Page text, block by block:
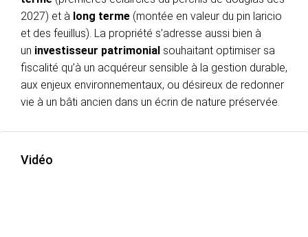
2027) et à long terme (montée en valeur du pin laricio
et des feuillus). La propriété s’adresse aussi bien à
un investisseur patrimonial souhaitant optimiser sa
fiscalité qu’à un acquéreur sensible à la gestion durable,
aux enjeux environnementaux, ou désireux de redonner
vie à un bâti ancien dans un écrin de nature préservée.
Vidéo